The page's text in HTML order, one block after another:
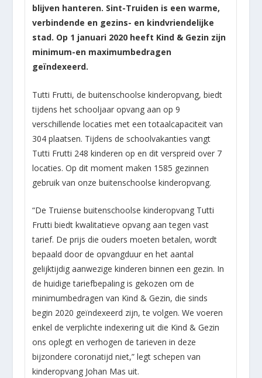
blijven hanteren. Sint-Truiden is een warme,
verbindende en gezins- en kindvriendelijke
stad. Op 1 januari 2020 heeft Kind & Gezin zijn
minimum-en maximumbedragen
geïndexeerd.
Tutti Frutti, de buitenschoolse kinderopvang, biedt
tijdens het schooljaar opvang aan op 9
verschillende locaties met een totaalcapaciteit van
304 plaatsen. Tijdens de schoolvakanties vangt
Tutti Frutti 248 kinderen op en dit verspreid over 7
locaties. Op dit moment maken 1585 gezinnen
gebruik van onze buitenschoolse kinderopvang.
“De Truiense buitenschoolse kinderopvang Tutti
Frutti biedt kwalitatieve opvang aan tegen vast
tarief. De prijs die ouders moeten betalen, wordt
bepaald door de opvangduur en het aantal
gelijktijdig aanwezige kinderen binnen een gezin. In
de huidige tariefbepaling is gekozen om de
minimumbedragen van Kind & Gezin, die sinds
begin 2020 geïndexeerd zijn, te volgen. We voeren
enkel de verplichte indexering uit die Kind & Gezin
ons oplegt en verhogen de tarieven in deze
bijzondere coronatijd niet,” legt schepen van
kinderopvang Johan Mas uit.